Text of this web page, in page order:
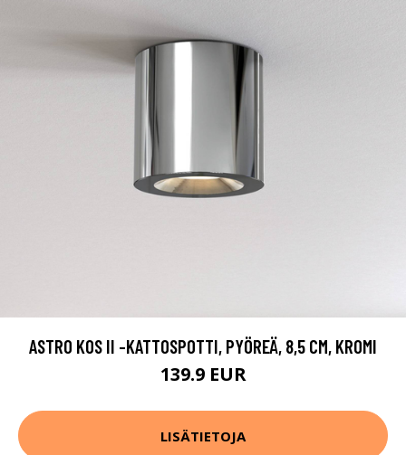
ASTRO KOS II -KATTOSPOTTI, PYÖREÄ, 8,5 CM, KROMI
139.9 EUR
LISÄTIETOJA